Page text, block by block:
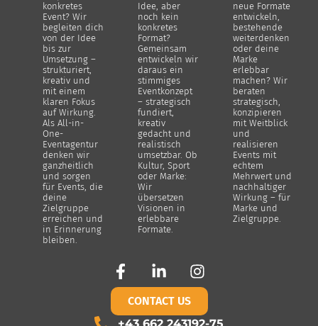
konkretes
Event? Wir
begleiten dich
von der Idee
bis zur
Umsetzung –
strukturiert,
kreativ und
mit einem
klaren Fokus
auf Wirkung.
Als All-in-
One-
Eventagentur
denken wir
ganzheitlich
und sorgen
für Events, die
deine
Zielgruppe
erreichen und
in Erinnerung
bleiben.
Idee, aber
noch kein
konkretes
Format?
Gemeinsam
entwickeln wir
daraus ein
stimmiges
Eventkonzept
– strategisch
fundiert,
kreativ
gedacht und
realistisch
umsetzbar. Ob
Kultur, Sport
oder Marke:
Wir
übersetzen
Visionen in
erlebbare
Formate.
neue Formate
entwickeln,
bestehende
weiterdenken
oder deine
Marke
erlebbar
machen? Wir
beraten
strategisch,
konzipieren
mit Weitblick
und
realisieren
Events mit
echtem
Mehrwert und
nachhaltiger
Wirkung – für
Marke und
Zielgruppe.
CONTACT US